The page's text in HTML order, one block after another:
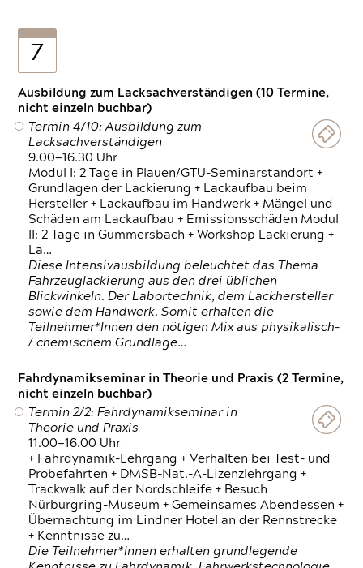
7
Ausbildung zum Lacksachverständigen (10 Termine,
nicht einzeln buchbar)
Termin 4/10: Ausbildung zum
Lacksachverständigen
9.00—16.30 Uhr
Modul I: 2 Tage in Plauen/GTÜ-Seminarstandort +
Grundlagen der Lackierung + Lackaufbau beim
Hersteller + Lackaufbau im Handwerk + Mängel und
Schäden am Lackaufbau + Emissionsschäden Modul
II: 2 Tage in Gummersbach + Workshop Lackierung +
La…
Diese Intensivausbildung beleuchtet das Thema
Fahrzeuglackierung aus den drei üblichen
Blickwinkeln. Der Labortechnik, dem Lackhersteller
sowie dem Handwerk. Somit erhalten die
Teilnehmer*Innen den nötigen Mix aus physikalisch-
/ chemischem Grundlage…
Fahrdynamikseminar in Theorie und Praxis (2 Termine,
nicht einzeln buchbar)
Termin 2/2: Fahrdynamikseminar in
Theorie und Praxis
11.00—16.00 Uhr
+ Fahrdynamik-Lehrgang + Verhalten bei Test- und
Probefahrten + DMSB-Nat.-A-Lizenzlehrgang +
Trackwalk auf der Nordschleife + Besuch
Nürburgring-Museum + Gemeinsames Abendessen +
Übernachtung im Lindner Hotel an der Rennstrecke
+ Kenntnisse zu…
Die Teilnehmer*Innen erhalten grundlegende